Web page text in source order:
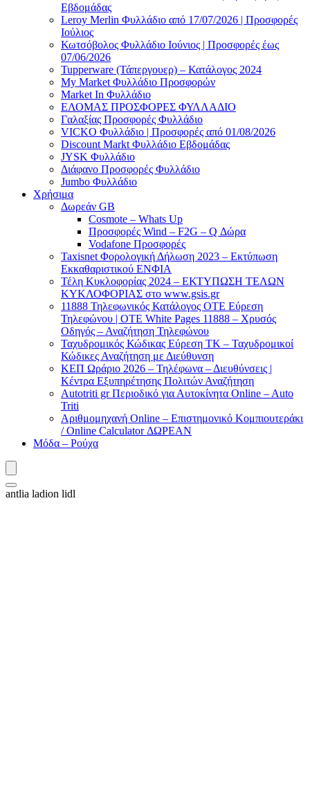
Εβδομάδας
Leroy Merlin Φυλλάδιο από 17/07/2026 | Προσφορές
Ιούλιος
Κωτσόβολος Φυλλάδιο Ιούνιος | Προσφορές έως
07/06/2026
Tupperware (Τάπεργουερ) – Κατάλογος 2024
My Market Φυλλάδιο Προσφορών
Market In Φυλλάδιο
ΕΛΟΜΑΣ ΠΡΟΣΦΟΡΕΣ ΦΥΛΛΑΔΙΟ
Γαλαξίας Προσφορές Φυλλάδιο
VICKO Φυλλάδιο | Προσφορές από 01/08/2026
Discount Markt Φυλλάδιο Εβδομάδας
JYSK Φυλλάδιο
Διάφανο Προσφορές Φυλλάδιο
Jumbo Φυλλάδιο
Χρήσιμα
Δωρεάν GB
Cosmote – Whats Up
Προσφορές Wind – F2G – Q Δώρα
Vodafone Προσφορές
Taxisnet Φορολογική Δήλωση 2023 – Εκτύπωση
Εκκαθαριστικού EΝΦΙΑ
Τέλη Kυκλοφορίας 2024 – ΕΚΤΥΠΩΣΗ ΤΕΛΩΝ
ΚΥΚΛΟΦΟΡΙΑΣ στο www.gsis.gr
11888 Τηλεφωνικός Κατάλογος ΟΤΕ Εύρεση
Τηλεφώνου | OTE White Pages 11888 – Χρυσός
Οδηγός – Αναζήτηση Τηλεφώνου
Ταχυδρομικός Κώδικας Εύρεση ΤΚ – Ταχυδρομικοί
Κώδικες Αναζήτηση με Διεύθυνση
ΚΕΠ Ωράριο 2026 – Τηλέφωνα – Διευθύνσεις |
Κέντρα Εξυπηρέτησης Πολιτών Αναζήτηση
Autotriti gr Περιοδικό για Αυτοκίνητα Online – Auto
Triti
Αριθμομηχανή Online – Επιστημονικό Κομπιουτεράκι
/ Online Calculator ΔΩΡΕΑΝ
Μόδα – Ρούχα
antlia ladion lidl